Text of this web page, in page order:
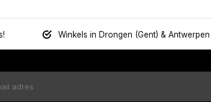
Winkels in Drongen (Gent) & Antwerpen